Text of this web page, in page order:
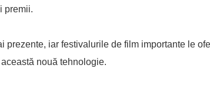
premii.
iar festivalurile de film importante le
nouă tehnologie.